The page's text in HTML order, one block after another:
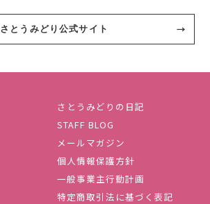
さとうみどり公式サイト
さとうみどりの日記
STAFF BLOG
メールマガジン
個人情報保護方針
一般事業主行動計画
特定商取引法に基づく表記